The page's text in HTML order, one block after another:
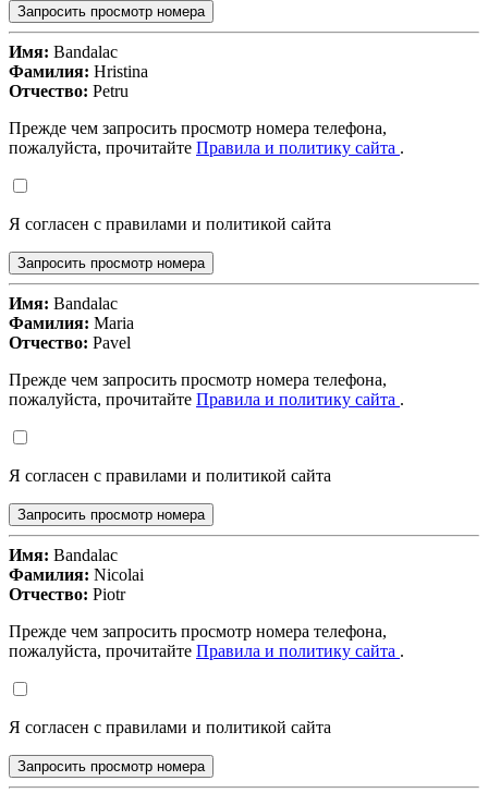
Запросить просмотр номера
Имя: Bandalac
Фамилия: Hristina
Отчество: Petru
Прежде чем запросить просмотр номера телефона,
пожалуйста, прочитайте Правила и политику сайта .
Я согласен с правилами и политикой сайта
Запросить просмотр номера
Имя: Bandalac
Фамилия: Maria
Отчество: Pavel
Прежде чем запросить просмотр номера телефона,
пожалуйста, прочитайте Правила и политику сайта .
Я согласен с правилами и политикой сайта
Запросить просмотр номера
Имя: Bandalac
Фамилия: Nicolai
Отчество: Piotr
Прежде чем запросить просмотр номера телефона,
пожалуйста, прочитайте Правила и политику сайта .
Я согласен с правилами и политикой сайта
Запросить просмотр номера